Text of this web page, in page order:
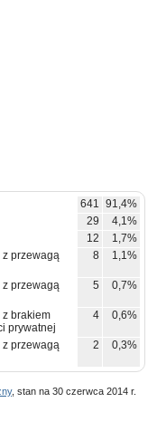
641 91,4%
29
4,1%
12
1,7%
z przewagą
8 1,1%
z przewagą
5 0,7%
z brakiem
prywatnej
4 0,6%
z przewagą
2 0,3%
, stan na 30 czerwca 2014 r.